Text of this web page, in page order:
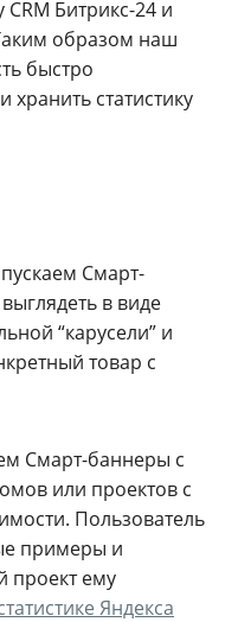
Битрикс-24 и
образом наш
быстро
хранить статистику
Смарт-
в виде
“карусели” и
товар с
Смарт-баннеры с
или проектов с
Пользователь
примеры и
проект ему
Яндекса